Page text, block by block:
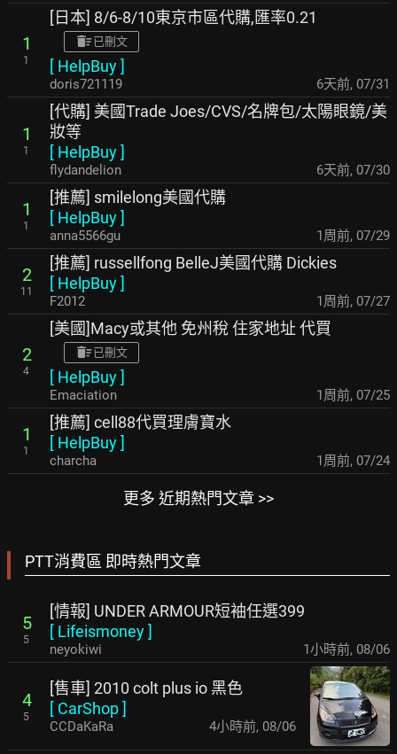
1
1
[日本] 8/6-8/10東京市區代購,匯率0.21
已刪文
[ HelpBuy]
doris721119 6天前, 07/31
1
1
[代購] 美國Trade Joes/CVS/名牌包/太陽眼鏡/美
妝等
[ HelpBuy]
flydandelion 6天前, 07/30
1
1
[推薦] smilelong美國代購
[ HelpBuy]
anna5566gu 1周前, 07/29
2
11
[推薦] russellfong BelleJ美國代購 Dickies
[ HelpBuy]
F2012 1周前, 07/27
2
4
[美國]Macy或其他 免州稅 住家地址 代買
已刪文
[ HelpBuy]
Emaciation 1周前, 07/25
1
1
[推薦] cell88代買理膚寶水
[ HelpBuy]
charcha 1周前, 07/24
更多 近期熱門文章 >>
PTT消費區 即時熱門文章
5
5
[情報] UNDER ARMOUR短袖任選399
[ Lifeismoney]
neyokiwi 1小時前, 08/06
4
5
[售車] 2010 colt plus io 黑色
[ CarShop]
CCDaKaRa 4小時前, 08/06